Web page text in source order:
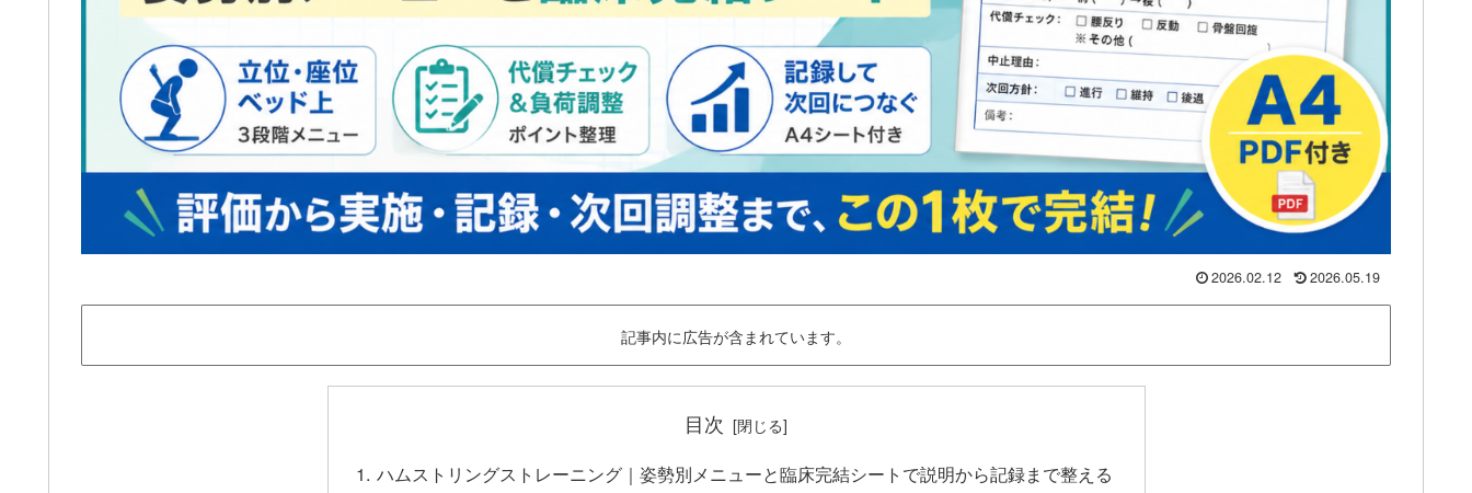
2026.02.12 2026.05.19
記事内に広告が含まれています。
目次
ハムストリングストレーニング｜姿勢別メニューと臨床完結シートで説明から記録まで整える